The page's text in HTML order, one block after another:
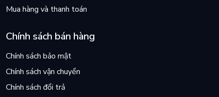
Mua hàng và thanh toán
Chính sách bán hàng
Chính sách bảo mật
Chính sách vận chuyển
Chính sách đổi trả